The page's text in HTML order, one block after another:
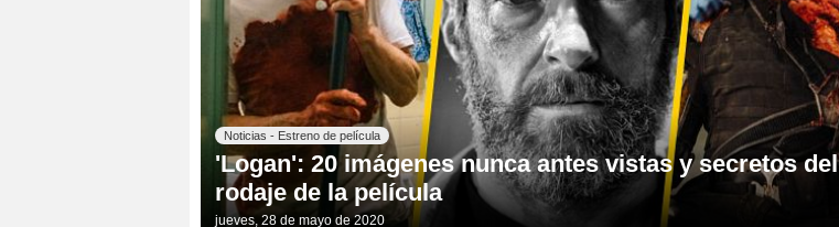
Noticias - Estreno de película
'Logan': 20 imágenes nunca antes vistas y secretos del
rodaje de la película
jueves, 28 de mayo de 2020